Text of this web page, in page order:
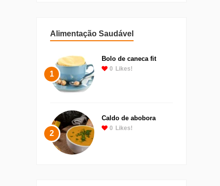
Alimentação Saudável
1
Bolo de caneca fit
0 Likes!
2
Caldo de abobora
0 Likes!